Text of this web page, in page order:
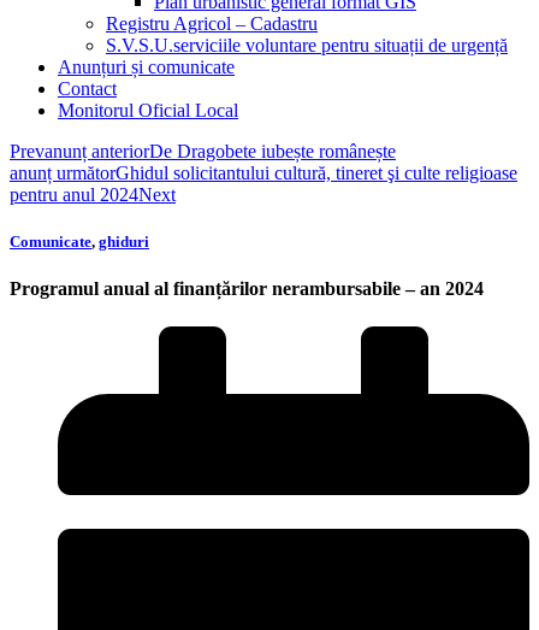
Registru Agricol – Cadastru
S.V.S.U.serviciile voluntare pentru situații de urgență
Anunțuri și comunicate
Contact
Monitorul Oficial Local
Prevanunț anteriorDe Dragobete iubește românește
anunț următorGhidul solicitantului cultură, tineret şi culte religioase
pentru anul 2024Next
Comunicate, ghiduri
Programul anual al finanțărilor nerambursabile – an 2024